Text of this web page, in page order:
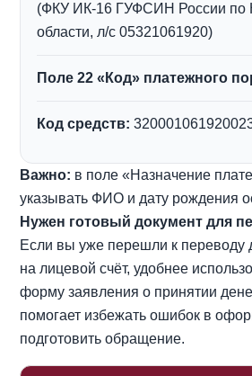
(ФКУ ИК-16 ГУФСИН России по
области, л/с 05321061920)
Поле 22 «Код» платежного
Код средств:
Важно: в поле «Назначение
указывать ФИО и дату рождения
Нужен готовый документ для
Если вы уже перешли к переводу
на лицевой счёт, удобнее
форму заявления о принятии
помогает избежать ошибок в
подготовить обращение.